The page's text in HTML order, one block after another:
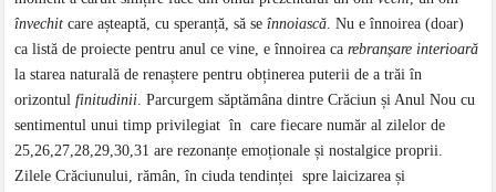
învechit care așteaptă, cu speranță, să seînnoiască. Nu e înnoirea (doar)
ca listă de proiecte pentru anul ce vine, e înnoirea carebranșare interioară
la starea naturală de renaștere pentru obținerea puterii de a trăi în
orizontulfinitudinii. Parcurgem săptămâna dintre Crăciun și Anul Nou cu
sentimentul unui timp privilegiat în care fiecare număr al zilelor de
25,26,27,28,29,30,31 are rezonanțe emoționale și nostalgice proprii.
Zilele Crăciunului, rămân, în ciuda tendinței spre laicizarea și